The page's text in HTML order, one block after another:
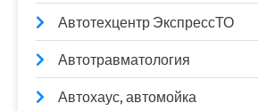
Автотехцентр ЭкспрессТО
Автотравматология
Автохаус, автомойка